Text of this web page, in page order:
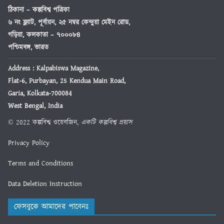
ঠিকানা– কল্পবিশ্ব পত্রিকা
৬ নং ফ্ল্যাট, পূর্বায়ন, ২৫ নম্বর কেন্দুয়া মেইন রোড,
গড়িয়া, কলকাতা – ৭০০০৮৪
পশ্চিমবঙ্গ, ভারত
Address : Kalpabiswa Magazine,
Flat-6, Purbayan, 25 Kendua Main Road,
Garia, Kolkata-700084
West Bengal, India
© 2022 কল্পবিশ্ব ওয়েবজিন, একটি কল্পবিশ্ব প্রয়াস
Privacy Policy
Terms and Conditions
Data Deletion Instruction
ফেসবুকে আমাদের পাবেনঃ